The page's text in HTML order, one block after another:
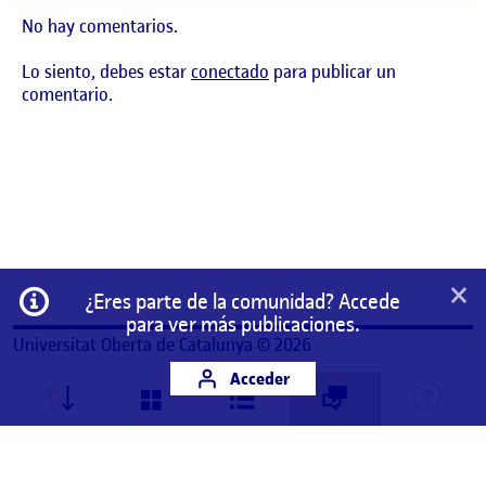
No hay comentarios.
Lo siento, debes estarconectado para publicar un
comentario.
Información
¿Eres parte de la comunidad? Accede
para ver más publicaciones.
Acceder
×
Universitat Oberta de Catalunya © 2026